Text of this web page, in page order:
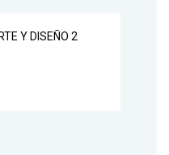
Y DISEÑO 2